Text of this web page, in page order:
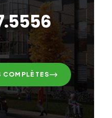
COMPLÈTES